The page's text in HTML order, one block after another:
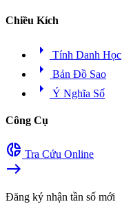
Chiều Kích
arrow_right Tính Danh Học
arrow_right Bản Đồ Sao
arrow_right Ý Nghĩa Số
Công Cụ
donut_small Tra Cứu Online
east
Đăng ký nhận tần số mới